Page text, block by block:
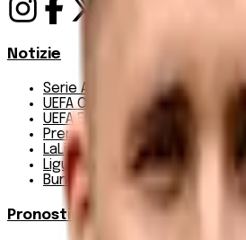
Notizie
Serie A
UEFA Champions League Teams
UEFA Europa League Teams
Premier League
LaLiga
Ligue 1
Bundesliga
Pronostici